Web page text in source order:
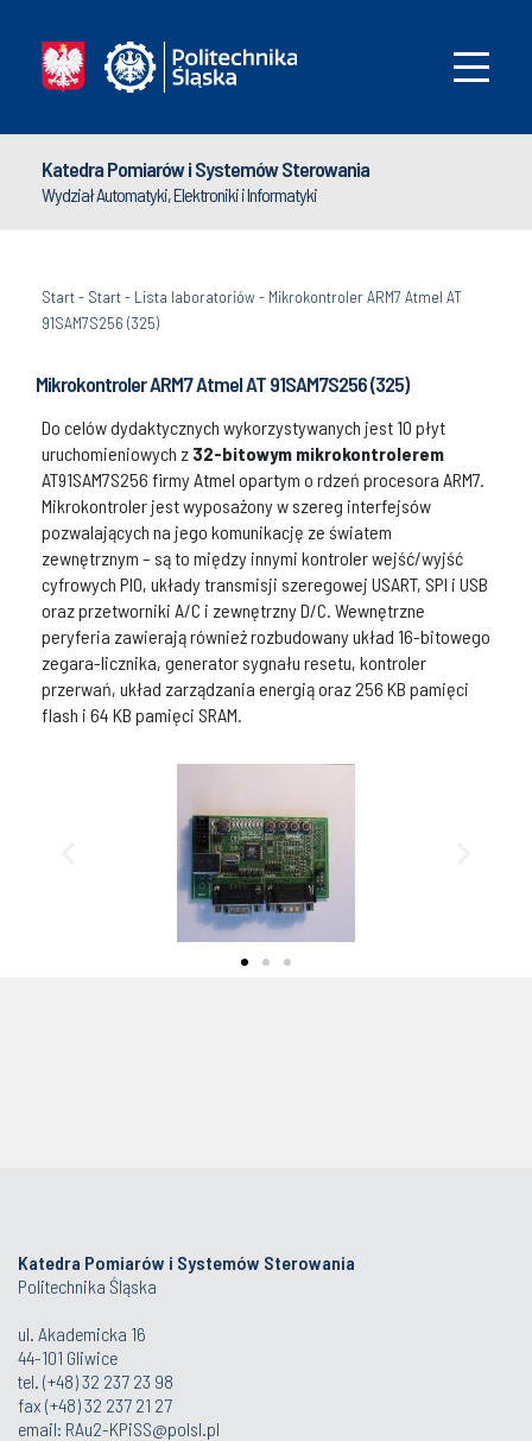
Katedra Pomiarów i Systemów Sterowania
Wydział Automatyki, Elektroniki i Informatyki
Start- Start- Lista laboratoriów- Mikrokontroler ARM7 Atmel AT
91SAM7S256 (325)
Mikrokontroler ARM7 Atmel AT 91SAM7S256 (325)
Do celów dydaktycznych wykorzystywanych jest 10 płyt
uruchomieniowych z 32-bitowym mikrokontrolerem
AT91SAM7S256 firmy Atmel opartym o rdzeń procesora ARM7.
Mikrokontroler jest wyposażony w szereg interfejsów
pozwalających na jego komunikację ze światem
zewnętrznym – są to między innymi kontroler wejść/wyjść
cyfrowych PIO, układy transmisji szeregowej USART, SPI i USB
oraz przetworniki A/C i zewnętrzny D/C. Wewnętrzne
peryferia zawierają również rozbudowany układ 16-bitowego
zegara-licznika, generator sygnału resetu, kontroler
przerwań, układ zarządzania energią oraz 256 KB pamięci
flash i 64 KB pamięci SRAM.
Katedra Pomiarów i Systemów Sterowania
Politechnika Śląska
ul. Akademicka 16
44-101 Gliwice
tel. (+48) 32 237 23 98
fax (+48) 32 237 21 27
email: RAu2-KPiSS@polsl.pl